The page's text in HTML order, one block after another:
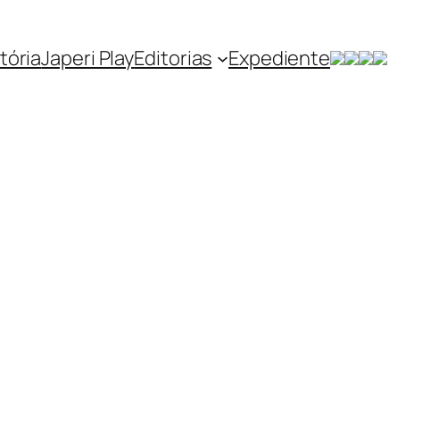
Japeri PlayEditorias Expediente